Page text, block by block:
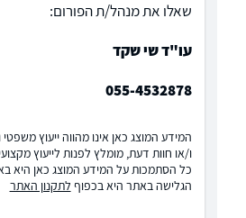
שאלו את מנהל/ת הפורום:
עו"ד שי שקד
055-4532878
המידע המוצג כאן אינו מהווה ייעוץ
ו/או חוות דעת, מומלץ לפנות לייעוץ
כל הסתמכות על המידע המוצג כאן היא
הגלישה באתר היא בכפוף לתקנון האתר